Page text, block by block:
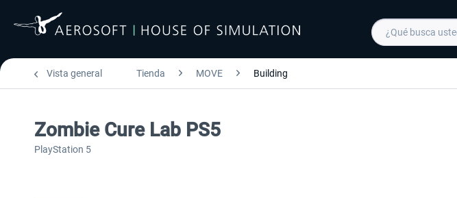
Vista general Tienda MOVE Building
Zombie Cure Lab PS5
PlayStation 5